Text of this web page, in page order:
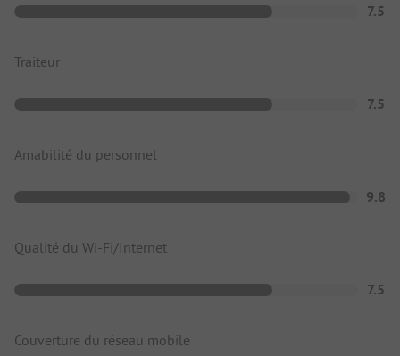
7.5
Traiteur
7.5
Amabilité du personnel
9.8
Qualité du Wi-Fi/Internet
7.5
Couverture du réseau mobile